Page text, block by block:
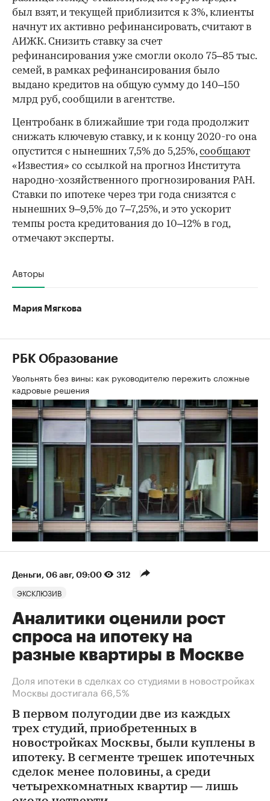
был взят, и текущей приблизится к 3%, клиенты
начнут их активно рефинансировать, считают в
АИЖК. Снизить ставку за счет
рефинансирования уже смогли около 75–85 тыс.
семей, в рамках рефинансирования было
выдано кредитов на общую сумму до 140–150
млрд руб, сообщили в агентстве.
Центробанк в ближайшие три года продолжит
снижать ключевую ставку, и к концу 2020-го она
опустится с нынешних 7,5% до 5,25%,сообщают
«Известия» со ссылкой на прогноз Института
народно-хозяйственного прогнозирования РАН.
Ставки по ипотеке через три года снизятся с
нынешних 9–9,5% до 7–7,25%, и это ускорит
темпы роста кредитования до 10–12% в год,
отмечают эксперты.
Авторы
Мария Мягкова
РБК Образование
Увольнять без вины: как руководителю пережить сложные
кадровые решения
Деньги⁠, 06 авг, 09:00 312
ЭКСКЛЮЗИВ
Аналитики оценили рост
спроса на ипотеку на
разные квартиры в Москве
Доля ипотеки в сделках со студиями в новостройках
Москвы достигала 66,5%
В первом полугодии две из каждых
трех студий, приобретенных в
новостройках Москвы, были куплены в
ипотеку. В сегменте трешек ипотечных
сделок менее половины, а среди
четырехкомнатных квартир — лишь